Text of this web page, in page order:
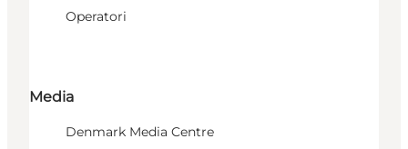
Operatori
Media
Denmark Media Centre